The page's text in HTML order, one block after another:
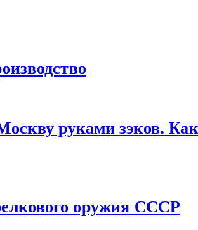
руками зэков.
оружия СССР